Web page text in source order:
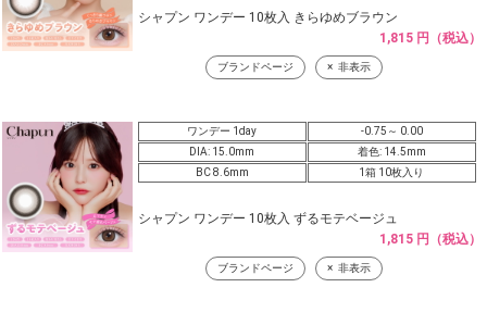
シャプン ワンデー 10枚入 きらゆめブラウン
1,815 円（税込）
ブランドページ 非表示
ワンデー 1day
-0.75～ 0.00
DIA: 15.0mm
着色: 14.5mm
BC 8.6mm
1箱 10枚入り
シャプン ワンデー 10枚入 ずるモテベージュ
1,815 円（税込）
ブランドページ 非表示